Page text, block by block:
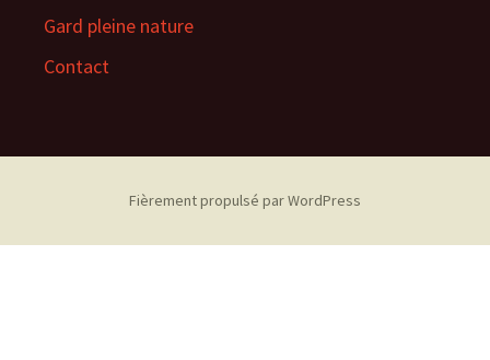
Gard pleine nature
Contact
Fièrement propulsé par WordPress